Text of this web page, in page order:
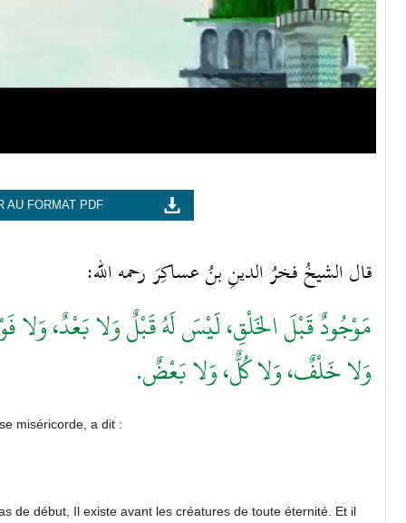
AU FORMAT PDF
قال الشيخُ فخرُ الدينِ بنُ عساكِرَ رحمه الله:
مَوْجُودٌ قَبْلَ الخَلْقِ، لَيْسَ لَهُ قَبْلٌ وَلا بَعْدٌ، وَلا
وَلا خَلْفٌ، وَلا كُلٌّ، وَلا بَعْضٌ.
miséricorde, a dit :
de début, Il existe avant les créatures de toute éternité. Et il